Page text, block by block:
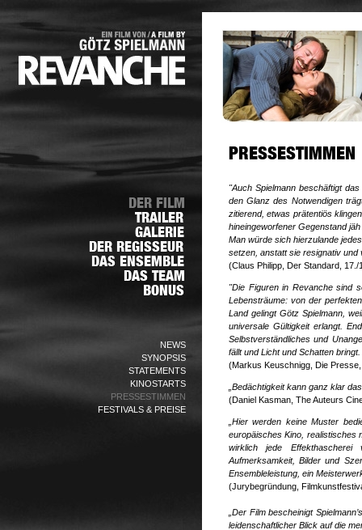
NEWS
SYNOPSIS
STATEMENTS
KINOSTARTS
PRESSESTIMMEN
FESTIVALS & PREISE
"Auch Spielmann beschäftigt
den Glanz des Notwendigen
zitierend, etwas prätentiös
hineingeworfener Gegenstand
Man würde sich hierzulande
setzen, anstatt sie resignativ und
(Claus Philipp, Der Standard, 17./
"Die Figuren in Revanche sind
Lebensträume: von der
Land gelingt Götz Spielmann,
universale Gültigkeit erlangt.
Selbstverständliches und
fällt und Licht und Schatten
(Markus Keuschnigg, Die
„Bedächtigkeit kann ganz klar
(Daniel Kasman, The Auteurs
Hier werden keine Muster
europäisches Kino, realistisches
wirklich jede Effekthascherei
Aufmerksamkeit, Bilder und
Ensembleleistung, ein
(Jurybegründung,
„Der Film bescheinigt
leidenschaftlicher Blick auf die